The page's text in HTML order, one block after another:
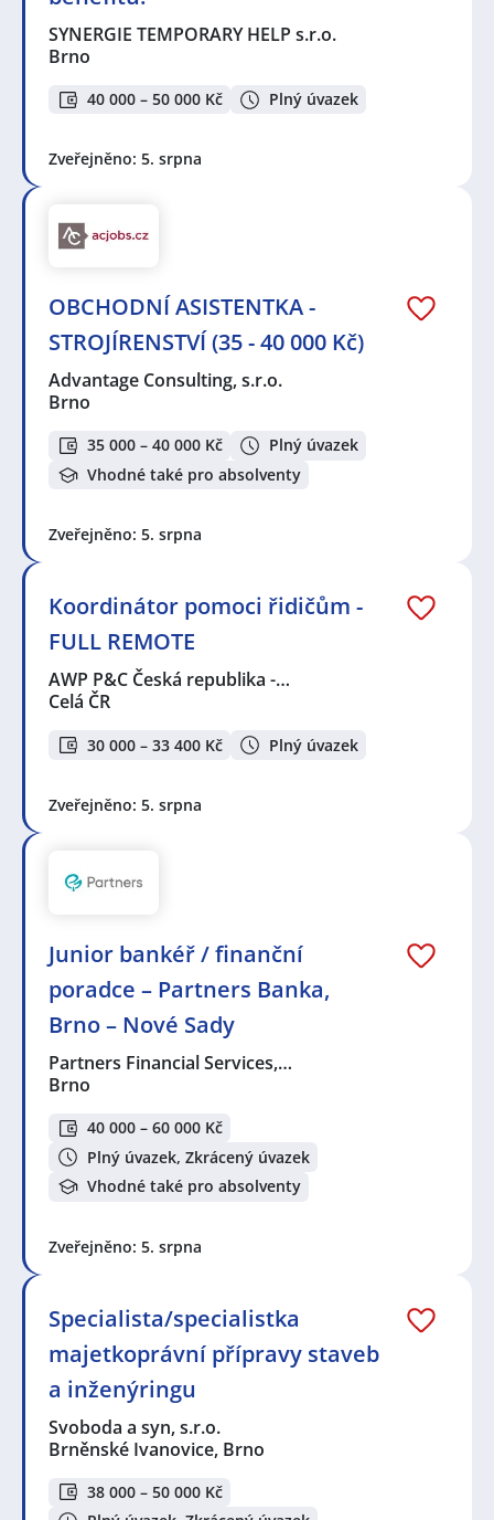
SYNERGIE TEMPORARY HELP s.r.o.
Brno
40 000 – 50 000 Kč Plný úvazek
Zveřejněno: 5. srpna
OBCHODNÍ ASISTENTKA -
STROJÍRENSTVÍ (35 - 40 000 Kč)
Advantage Consulting, s.r.o.
Brno
35 000 – 40 000 Kč
Plný úvazek
Vhodné také pro absolventy
Zveřejněno: 5. srpna
Koordinátor pomoci řidičům -
FULL REMOTE
AWP P&C Česká republika -…
Celá ČR
30 000 – 33 400 Kč Plný úvazek
Zveřejněno: 5. srpna
Junior bankéř / finanční
poradce – Partners Banka,
Brno – Nové Sady
Partners Financial Services,…
Brno
40 000 – 60 000 Kč
Plný úvazek, Zkrácený úvazek
Vhodné také pro absolventy
Zveřejněno: 5. srpna
Specialista/specialistka
majetkoprávní přípravy staveb
a inženýringu
Svoboda a syn, s.r.o.
Brněnské Ivanovice, Brno
38 000 – 50 000 Kč